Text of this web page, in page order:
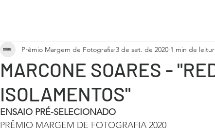
MARCONE SOARES -
ISOLAMENTOS"
Prêmio Margem de Fotografia 3 de set. de 2020 1 min de
ENSAIO PRÉ-SELECIONADO
PRÊMIO MARGEM DE FOTOGRAFIA 2020